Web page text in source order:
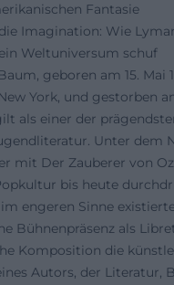
Fantasie
Imagination: Wie
Weltuniversum schuf
geboren am 15. Mai
York, und gestorben
als einer der
Unter dem
mit Der Zauberer von
bis heute
engeren Sinne
Bühnenpräsenz als
Komposition die
Autors, der Literatur,